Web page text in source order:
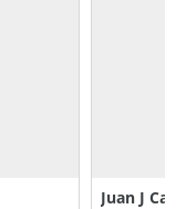
Juan J